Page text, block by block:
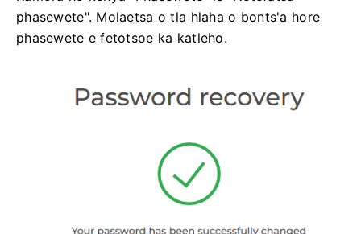
phasewete". Molaetsa o tla hlaha o bonts'a hore
phasewete e fetotsoe ka katleho.